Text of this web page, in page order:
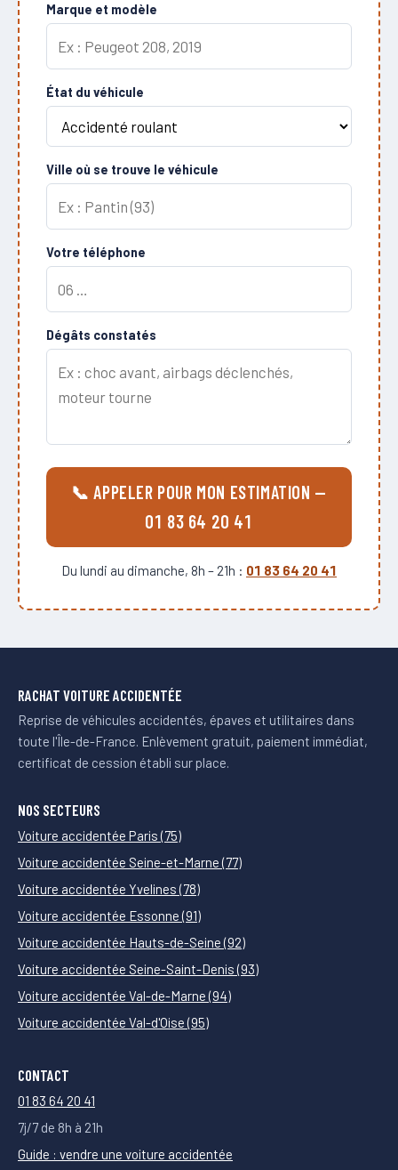
Marque et modèle
État du véhicule
Ville où se trouve le véhicule
Votre téléphone
Dégâts constatés
📞 APPELER POUR MON ESTIMATION —
01 83 64 20 41
Du lundi au dimanche, 8h – 21h : 01 83 64 20 41
RACHAT VOITURE ACCIDENTÉE
Reprise de véhicules accidentés, épaves et utilitaires dans
toute l'Île-de-France. Enlèvement gratuit, paiement immédiat,
certificat de cession établi sur place.
NOS SECTEURS
Voiture accidentée Paris (75)
Voiture accidentée Seine-et-Marne (77)
Voiture accidentée Yvelines (78)
Voiture accidentée Essonne (91)
Voiture accidentée Hauts-de-Seine (92)
Voiture accidentée Seine-Saint-Denis (93)
Voiture accidentée Val-de-Marne (94)
Voiture accidentée Val-d'Oise (95)
CONTACT
01 83 64 20 41
7j/7 de 8h à 21h
Guide : vendre une voiture accidentée